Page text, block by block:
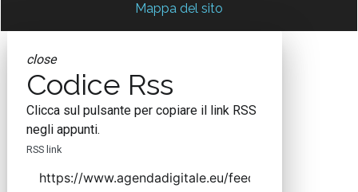
Mappa del sito
close
Codice Rss
Clicca sul pulsante per copiare il link RSS
negli appunti.
RSS link